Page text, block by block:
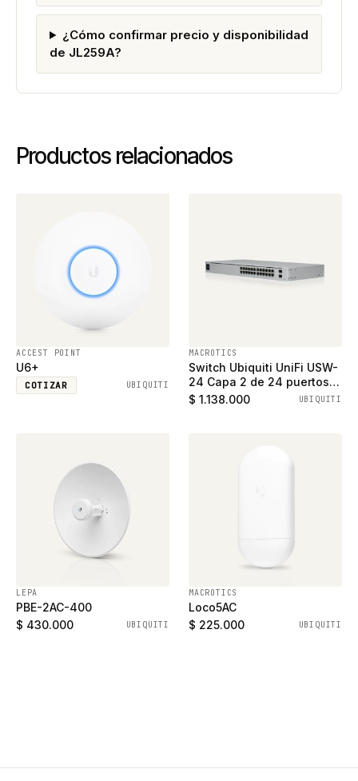
¿Cómo confirmar precio y disponibilidad
de JL259A?
Productos relacionados
ACCEST POINT
U6+
COTIZAR UBIQUITI
MACROTICS
Switch Ubiquiti UniFi USW-
24 Capa 2 de 24 puertos
ethernet gigabit y 2
$ 1.138.000 UBIQUITI
LEPA
PBE-2AC-400
$ 430.000
UBIQUITI
MACROTICS
Loco5AC
$ 225.000
UBIQUITI